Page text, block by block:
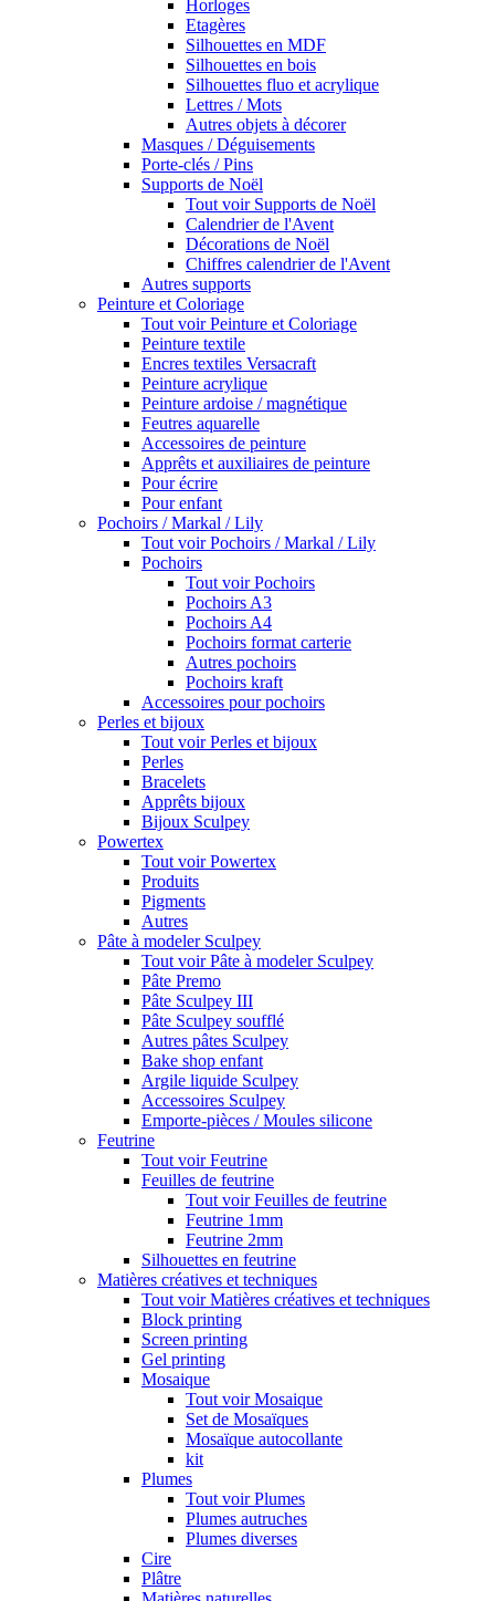
Horloges
Etagères
Silhouettes en MDF
Silhouettes en bois
Silhouettes fluo et acrylique
Lettres / Mots
Autres objets à décorer
Masques / Déguisements
Porte-clés / Pins
Supports de Noël
Tout voir Supports de Noël
Calendrier de l'Avent
Décorations de Noël
Chiffres calendrier de l'Avent
Autres supports
Peinture et Coloriage
Tout voir Peinture et Coloriage
Peinture textile
Encres textiles Versacraft
Peinture acrylique
Peinture ardoise / magnétique
Feutres aquarelle
Accessoires de peinture
Apprêts et auxiliaires de peinture
Pour écrire
Pour enfant
Pochoirs / Markal / Lily
Tout voir Pochoirs / Markal / Lily
Pochoirs
Tout voir Pochoirs
Pochoirs A3
Pochoirs A4
Pochoirs format carterie
Autres pochoirs
Pochoirs kraft
Accessoires pour pochoirs
Perles et bijoux
Tout voir Perles et bijoux
Perles
Bracelets
Apprêts bijoux
Bijoux Sculpey
Powertex
Tout voir Powertex
Produits
Pigments
Autres
Pâte à modeler Sculpey
Tout voir Pâte à modeler Sculpey
Pâte Premo
Pâte Sculpey III
Pâte Sculpey soufflé
Autres pâtes Sculpey
Bake shop enfant
Argile liquide Sculpey
Accessoires Sculpey
Emporte-pièces / Moules silicone
Feutrine
Tout voir Feutrine
Feuilles de feutrine
Tout voir Feuilles de feutrine
Feutrine 1mm
Feutrine 2mm
Silhouettes en feutrine
Matières créatives et techniques
Tout voir Matières créatives et techniques
Block printing
Screen printing
Gel printing
Mosaique
Tout voir Mosaique
Set de Mosaïques
Mosaïque autocollante
kit
Plumes
Tout voir Plumes
Plumes autruches
Plumes diverses
Cire
Plâtre